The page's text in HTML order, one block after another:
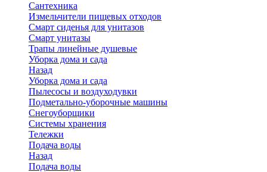
Сантехника
Измельчители пищевых отходов
Смарт сиденья для унитазов
Смарт унитазы
Трапы линейные душевые
Уборка дома и сада
Назад
Уборка дома и сада
Пылесосы и воздуходувки
Подметально-уборочные машины
Снегоуборщики
Системы хранения
Тележки
Подача воды
Назад
Подача воды